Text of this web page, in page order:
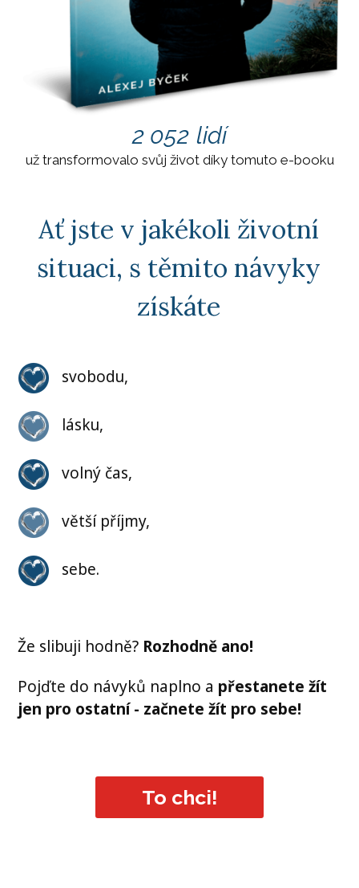
2 052 lidí
už transformovalo svůj život díky tomuto e-booku
Ať jste v jakékoli životní
situaci, s těmito návyky
získáte
svobodu,
lásku,
volný čas,
větší příjmy,
sebe.
Že slibuji hodně? Rozhodně ano!
Pojďte do návyků naplno a přestanete žít
jen pro ostatní - začnete žít pro sebe!
To chci!